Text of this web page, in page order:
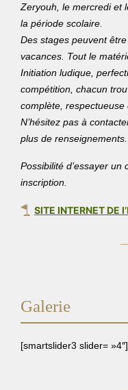
Zeryouh, le mercredi et
la période scolaire.
Des stages peuvent
vacances. Tout le
Initiation ludique,
compétition, chacun
complète, respectueuse
N’hésitez pas à
plus de
Possibilité d’essayer
inscription.
SITE INTERNET DE
Galerie
[smartslider3 slider= »4″]